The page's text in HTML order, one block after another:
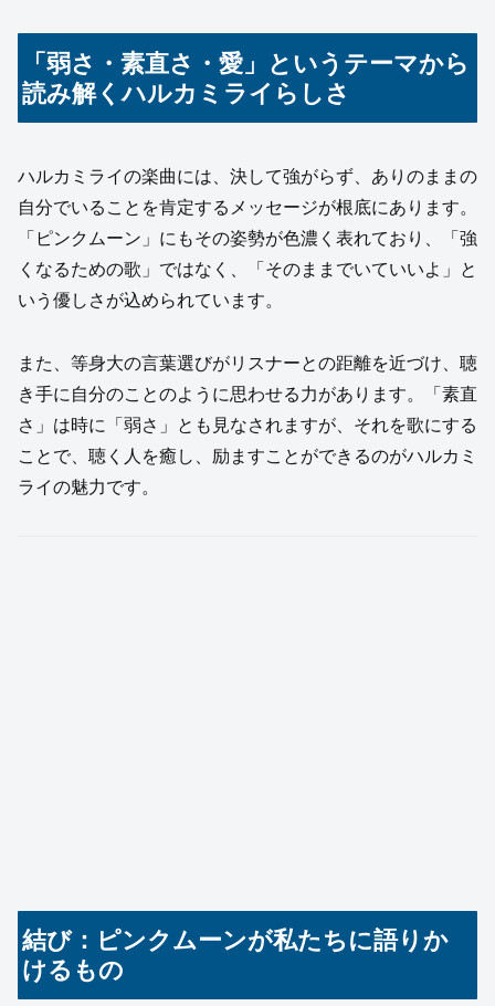
「弱さ・素直さ・愛」というテーマから
読み解くハルカミライらしさ
ハルカミライの楽曲には、決して強がらず、ありのままの
自分でいることを肯定するメッセージが根底にあります。
「ピンクムーン」にもその姿勢が色濃く表れており、「強
くなるための歌」ではなく、「そのままでいていいよ」と
いう優しさが込められています。
また、等身大の言葉選びがリスナーとの距離を近づけ、聴
き手に自分のことのように思わせる力があります。「素直
さ」は時に「弱さ」とも見なされますが、それを歌にする
ことで、聴く人を癒し、励ますことができるのがハルカミ
ライの魅力です。
結び：ピンクムーンが私たちに語りか
けるもの